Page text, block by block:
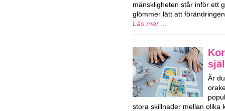
mänskligheten står inför ett
glömmer lätt att
Läs mer ...
Är
stora skillnader mellan olika